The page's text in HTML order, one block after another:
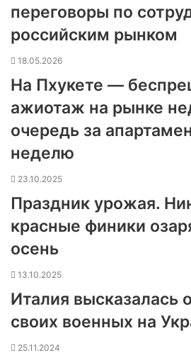
переговоры по
российским рынком
18.05.2026
На Пхукете —
ажиотаж на рынке
очередь за
неделю
23.10.2025
Праздник урожая.
красные финики
осень
13.10.2025
Италия высказалась
своих военных на
25.11.2024